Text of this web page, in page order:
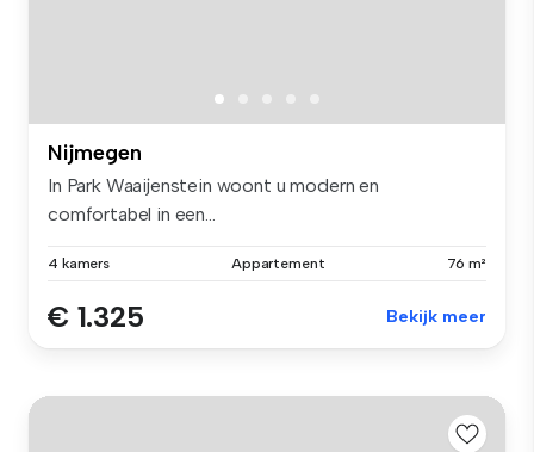
Nijmegen
In Park Waaijenstein woont u modern en
comfortabel in een...
4 kamers Appartement 76 m²
€ 1.325 Bekijk meer